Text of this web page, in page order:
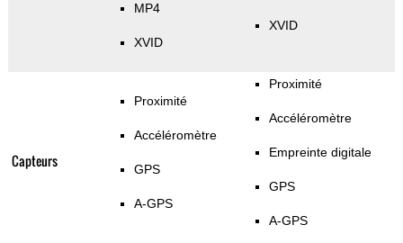
MP4
XVID
XVID
Capteurs
Proximité
Accéléromètre
GPS
A-GPS
Proximité
Accéléromètre
Empreinte digitale
GPS
A-GPS